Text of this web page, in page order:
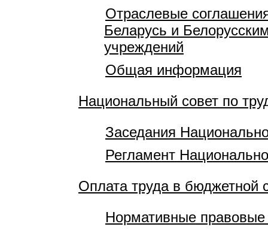
Отраслевые
Беларусь и
учреждений
Общая информация
Национальный совет по
Заседания
Регламент
Оплата труда в бюджетной
Нормативные правовые